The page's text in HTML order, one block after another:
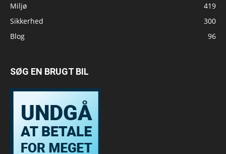
Miljø
419
Sikkerhed
300
Blog
96
SØG EN BRUGT BIL